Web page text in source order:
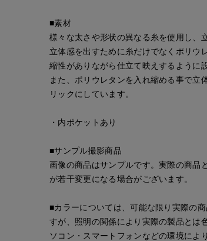
■素材
様々な太さや形状の異なる糸を使用し、
立体感を出すために糸だけでなくポリウ
縮性がありながら仕立て映えするように
また、ポリウレタンを入れ縮める事で
リックにしています。
・内ポケットあり
■サンプル撮影商品
画像の商品はサンプルです。実際の商品
が若干変更になる場合がございます。
■カラーについては、可能な限り実際の
すが、照明の関係により実際の製品とは
ソコン・スマートフォンなどの環境によ